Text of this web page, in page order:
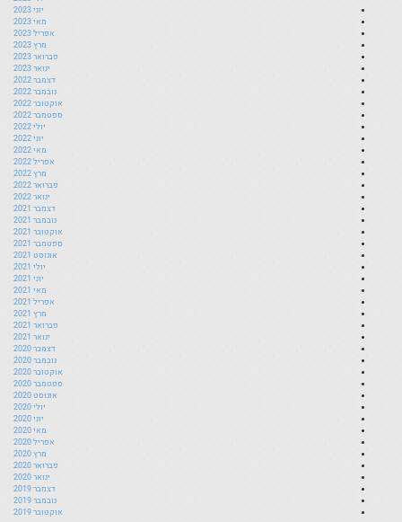
יוני 2023
מאי 2023
אפריל 2023
מרץ 2023
פברואר 2023
ינואר 2023
דצמבר 2022
נובמבר 2022
אוקטובר 2022
ספטמבר 2022
יולי 2022
יוני 2022
מאי 2022
אפריל 2022
מרץ 2022
פברואר 2022
ינואר 2022
דצמבר 2021
נובמבר 2021
אוקטובר 2021
ספטמבר 2021
אוגוסט 2021
יולי 2021
יוני 2021
מאי 2021
אפריל 2021
מרץ 2021
פברואר 2021
ינואר 2021
דצמבר 2020
נובמבר 2020
אוקטובר 2020
ספטמבר 2020
אוגוסט 2020
יולי 2020
יוני 2020
מאי 2020
אפריל 2020
מרץ 2020
פברואר 2020
ינואר 2020
דצמבר 2019
נובמבר 2019
אוקטובר 2019